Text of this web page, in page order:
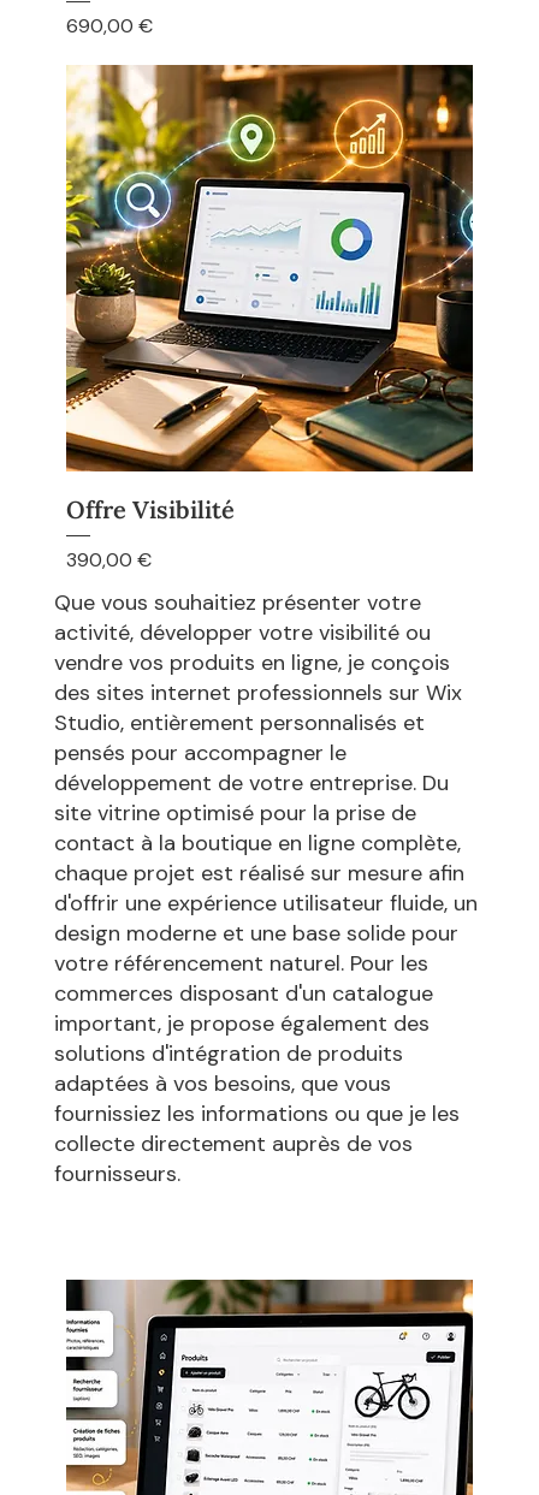
Prix
690,00 €
Offre Visibilité
Prix
390,00 €
Que vous souhaitiez présenter votre
activité, développer votre visibilité ou
vendre vos produits en ligne, je conçois
des sites internet professionnels sur Wix
Studio, entièrement personnalisés et
pensés pour accompagner le
développement de votre entreprise. Du
site vitrine optimisé pour la prise de
contact à la boutique en ligne complète,
chaque projet est réalisé sur mesure afin
d'offrir une expérience utilisateur fluide, un
design moderne et une base solide pour
votre référencement naturel. Pour les
commerces disposant d'un catalogue
important, je propose également des
solutions d'intégration de produits
adaptées à vos besoins, que vous
fournissiez les informations ou que je les
collecte directement auprès de vos
fournisseurs.